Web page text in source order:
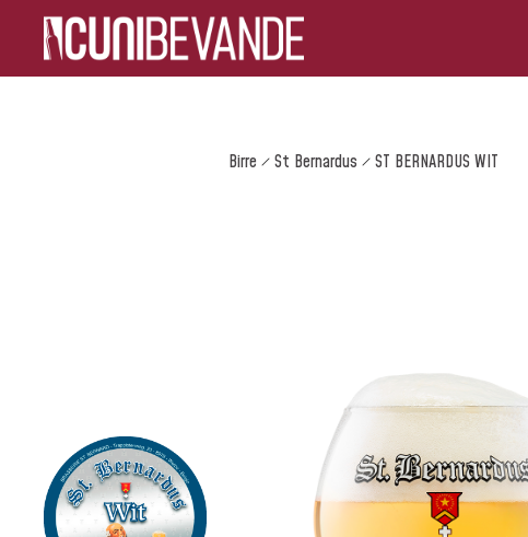
Birre St Bernardus ST BERNARDUS WIT